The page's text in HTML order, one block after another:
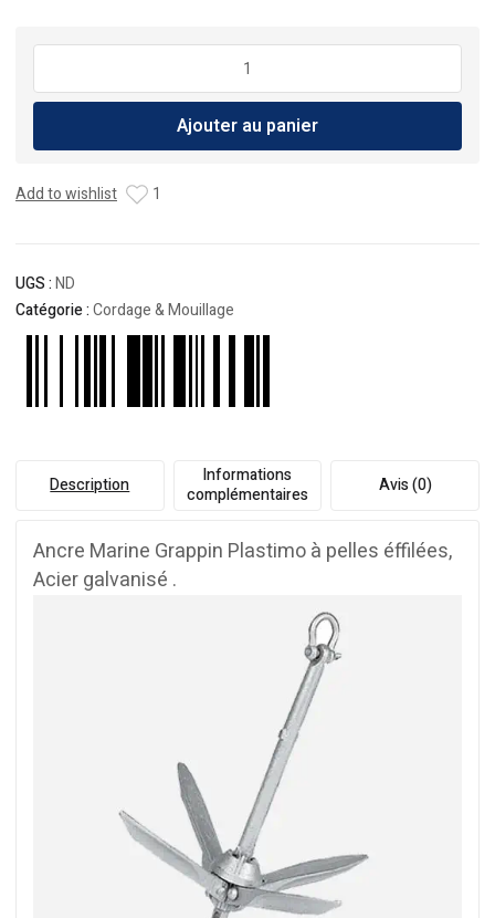
Grappin
Manis
Ajouter au panier
Add to wishlist 1
UGS :ND
Catégorie :Cordage & Mouillage
Description
Informations
complémentaires
Avis (0)
Ancre Marine Grappin Plastimo à pelles éffilées,
Acier galvanisé .